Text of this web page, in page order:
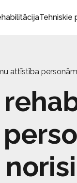
Tehniskie
attīstība